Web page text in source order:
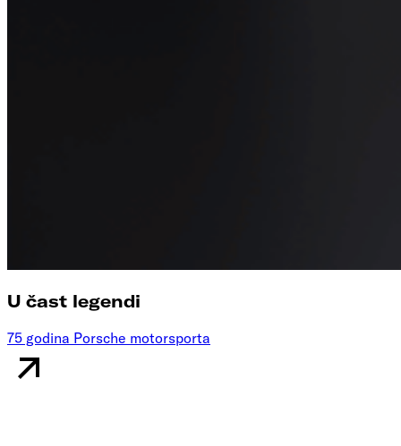
U čast legendi
75 godina Porsche motorsporta